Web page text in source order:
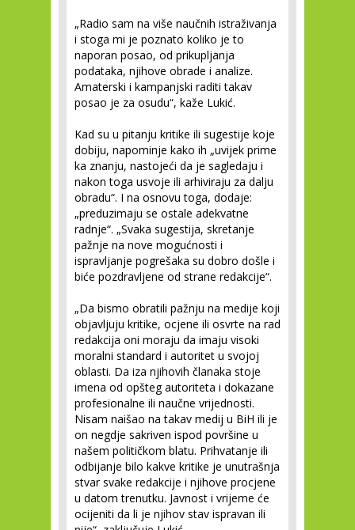
„Radio sam na više naučnih istraživanja
i stoga mi je poznato koliko je to
naporan posao, od prikupljanja
podataka, njihove obrade i analize.
Amaterski i kampanjski raditi takav
posao je za osudu“, kaže Lukić.
Kad su u pitanju kritike ili sugestije koje
dobiju, napominje kako ih „uvijek prime
ka znanju, nastojeći da je sagledaju i
nakon toga usvoje ili arhiviraju za dalju
obradu“. I na osnovu toga, dodaje:
„preduzimaju se ostale adekvatne
radnje“. „Svaka sugestija, skretanje
pažnje na nove mogućnosti i
ispravljanje pogrešaka su dobro došle i
biće pozdravljene od strane redakcije“.
„Da bismo obratili pažnju na medije koji
objavljuju kritike, ocjene ili osvrte na rad
redakcija oni moraju da imaju visoki
moralni standard i autoritet u svojoj
oblasti. Da iza njihovih članaka stoje
imena od opšteg autoriteta i dokazane
profesionalne ili naučne vrijednosti.
Nisam naišao na takav medij u BiH ili je
on negdje sakriven ispod površine u
našem političkom blatu. Prihvatanje ili
odbijanje bilo kakve kritike je unutrašnja
stvar svake redakcije i njihove procjene
u datom trenutku. Javnost i vrijeme će
ocijeniti da li je njihov stav ispravan ili